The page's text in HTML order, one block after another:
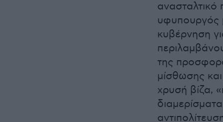
ανασταλτικό
υφυπουργός
κυβέρνηση
της
μίσθωσης
χρυσή βίζα,